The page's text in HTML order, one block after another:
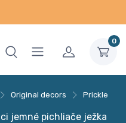
0
Original decors Prickle
jemné pichliače ježka